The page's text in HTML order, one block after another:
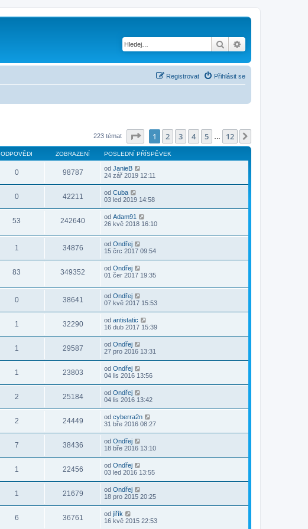
Hledat
Přihlásit se
Registrovat
223 témat Stránka z
1 2 3 4 5 12
ODPOVĚDI ZOBRAZENÍ POSLEDNÍ PŘÍSPĚVEK
0 98787 od JanieB
24 zář 2019 12:11
0 42211 od Cuba
03 led 2019 14:58
53 242640 od Adam91
26 kvě 2018 16:10
1 34876 od Ondřej
15 črc 2017 09:54
83 349352 od Ondřej
01 čer 2017 19:35
0 38641 od Ondřej
07 kvě 2017 15:53
1 32290 od antistatic
16 dub 2017 15:39
1 29587 od Ondřej
27 pro 2016 13:31
1 23803 od Ondřej
04 lis 2016 13:56
2 25184 od Ondřej
04 lis 2016 13:42
2 24449 od cyberra2n
31 bře 2016 08:27
7 38436 od Ondřej
18 bře 2016 13:10
1 22456 od Ondřej
03 led 2016 13:55
1 21679 od Ondřej
18 pro 2015 20:25
6 36761 od jiřík
16 kvě 2015 22:53